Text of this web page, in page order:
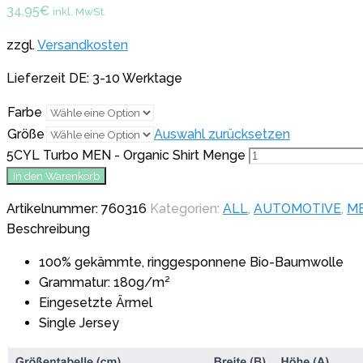
34,95€ inkl. MwSt.
zzgl. Versandkosten
Lieferzeit DE: 3-10 Werktage
Farbe
Größe
Auswahl zurücksetzen
5CYL Turbo MEN - Organic Shirt Menge
In den Warenkorb
Artikelnummer: 760316 Kategorien: ALL, AUTOMOTIVE,
Beschreibung
100% gekämmte, ringgesponnene Bio-Baumwolle
Grammatur: 180g/m²
Eingesetzte Ärmel
Single Jersey